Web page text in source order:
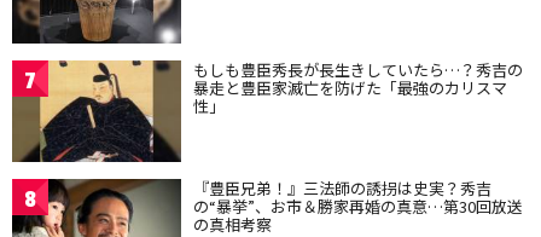
7 もしも豊臣秀長が長生きしていたら…？秀吉の
暴走と豊臣家滅亡を防げた「最強のカリスマ
性」
8 『豊臣兄弟！』三法師の誘拐は史実？秀吉
の“暴挙”、お市＆勝家再婚の真意…第30回放送
の真相考察